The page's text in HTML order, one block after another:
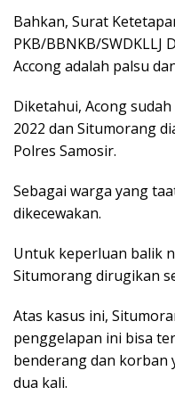
Bahkan, Surat
PKB/BBNKB/SWDKLLJ
Accong adalah palsu
Diketahui, Acong
2022 dan Situmorang
Polres Samosir.
Sebagai warga yang
dikecewakan.
Untuk keperluan balik
Situmorang dirugikan
Atas kasus ini,
penggelapan ini bisa
benderang dan
dua kali.